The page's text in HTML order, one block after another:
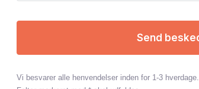
Vi besvarer alle henvendelser inden for 1-3 hverdage.